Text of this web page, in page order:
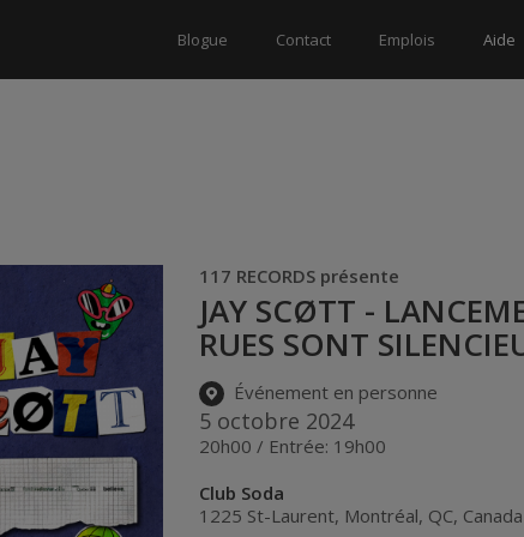
Blogue Contact Emplois Aide
117 RECORDS présente
JAY SCØTT -
RUES SONT
Événement en personne
5 octobre 2024
20h00 / Entrée: 19h00
Club Soda
1225 St-Laurent, Montréal, QC, Canada